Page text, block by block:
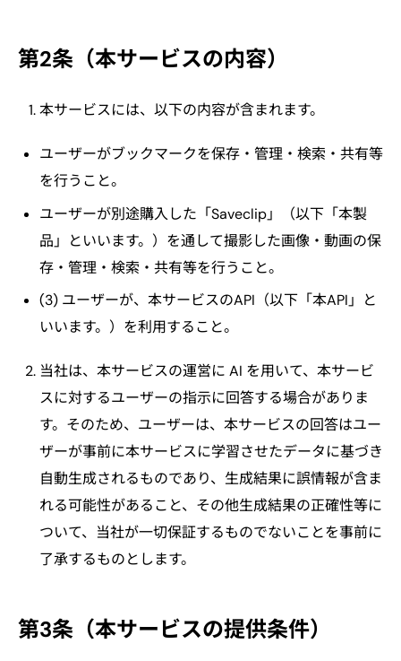
第2条（本サービスの内容）
本サービスには、以下の内容が含まれます。
ユーザーがブックマークを保存・管理・検索・共有等
を行うこと。
ユーザーが別途購入した「Saveclip」（以下「本製
品」といいます。）を通して撮影した画像・動画の保
存・管理・検索・共有等を行うこと。
(3) ユーザーが、本サービスのAPI（以下「本API」と
いいます。）を利用すること。
当社は、本サービスの運営に AI を用いて、本サービ
スに対するユーザーの指示に回答する場合がありま
す。そのため、ユーザーは、本サービスの回答はユー
ザーが事前に本サービスに学習させたデータに基づき
自動生成されるものであり、生成結果に誤情報が含ま
れる可能性があること、その他生成結果の正確性等に
ついて、当社が一切保証するものでないことを事前に
了承するものとします。
第3条（本サービスの提供条件）